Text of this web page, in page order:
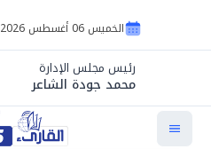
الخميس 06 أغسطس 2026
رئيس مجلس الإدارة
محمد جودة الشاعر